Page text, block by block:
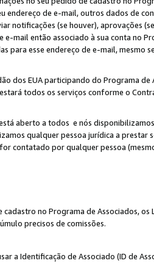
endereço de e-mail, outros dados de
notificações (se houver), aprovações
e-mail então associado à sua conta no
para esse endereço de e-mail,
dos EUA participando do Programa
todos os serviços conforme o
aberto a todos e nós
qualquer pessoa jurídica a
contatado por qualquer pessoa
no Programa de Associados, os
precisos de comissões.
a Identificação de Associado (ID de